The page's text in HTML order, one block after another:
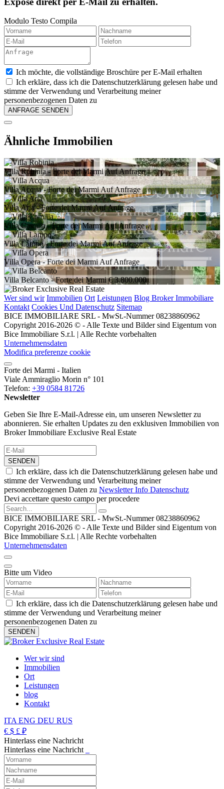
Modulo Testo Compila
Ich möchte, die vollständige Broschüre per E-Mail erhalten
Ich erkläre, dass ich die Datenschutzerklärung gelesen habe und
stimme der Verwendung und Verarbeitung meiner
personenbezogenen Daten zu
Ähnliche Immobilien
Villa Robinia- Forte dei MarmiAuf Anfrage
Villa Acqua- Forte dei MarmiAuf Anfrage
Villa Aria- Forte dei MarmiAuf Anfrage
Villa Camilla- Forte dei MarmiAuf Anfrage
Villa Lampo- Forte dei MarmiAuf Anfrage
Villa Opera- Forte dei Marmi Auf Anfrage
Villa Belcanto- Forte dei Marmi € 3.800.000
Wer sind wir Immobilien Ort Leistungen Blog Broker Immobiliare
Kontakt Cookies Und Datenschutz Sitemap
BICE IMMOBILIARE SRL - MwSt.-Nummer 08238860962
Copyright 2016-2026 © - Alle Texte und Bilder sind Eigentum von
Bice Immobiliare S.r.l. | Alle Rechte vorbehalten
Unternehmensdaten
Modifica preferenze cookie
Forte dei Marmi - Italien
Viale Ammiraglio Morin n° 101
Telefon: +39 0584 81726
Newsletter
Geben Sie Ihre E-Mail-Adresse ein, um unseren Newsletter zu
abonnieren. Sie erhalten Updates zu den exklusiven Immobilien von
Broker Immobiliare Exclusive Real Estate
SENDEN
Ich erkläre, dass ich die Datenschutzerklärung gelesen habe und
stimme der Verwendung und Verarbeitung meiner
personenbezogenen Daten zu Newsletter Info Datenschutz
Devi accettare questo campo per procedere
BICE IMMOBILIARE SRL - MwSt.-Nummer 08238860962
Copyright 2016-2026 © - Alle Texte und Bilder sind Eigentum von
Bice Immobiliare S.r.l. | Alle Rechte vorbehalten
Unternehmensdaten
Bitte um Video
Ich erkläre, dass ich die Datenschutzerklärung gelesen habe und
stimme der Verwendung und Verarbeitung meiner
personenbezogenen Daten zu
Wer wir sind
Immobilien
Ort
Leistungen
blog
Kontakt
ITA ENG DEU RUS
€ $ £ ₽
Hinterlass eine Nachricht
Hinterlass eine Nachricht